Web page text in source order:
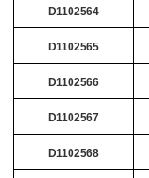
D1102564
D1102565
D1102566
D1102567
D1102568